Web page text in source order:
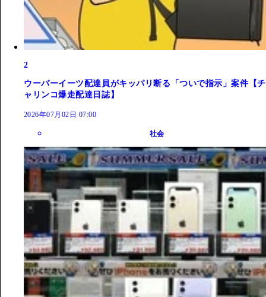
2
ウーバーイーツ配達員がキッパリ断る「ついで指示」案件【チ
ャリンコ爆走配達日誌】
2026年07月02日 07:00
社会